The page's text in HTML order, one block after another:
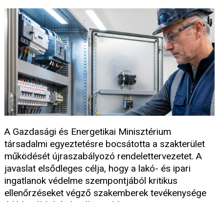
A Gazdasági és Energetikai Minisztérium
társadalmi egyeztetésre bocsátotta a szakterület
működését újraszabályozó rendelettervezetet. A
javaslat elsődleges célja, hogy a lakó- és ipari
ingatlanok védelme szempontjából kritikus
ellenőrzéseket végző szakemberek tevékenysége